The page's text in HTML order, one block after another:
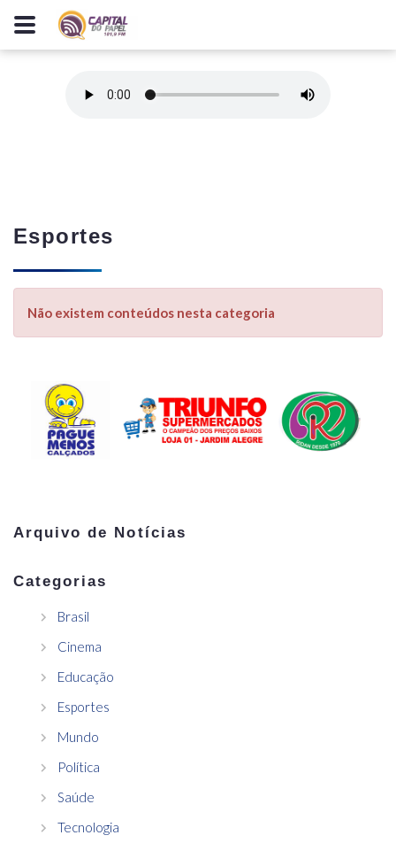
Esportes
Não existem conteúdos nesta categoria
Arquivo de Notícias
Categorias
Brasil
Cinema
Educação
Esportes
Mundo
Política
Saúde
Tecnologia